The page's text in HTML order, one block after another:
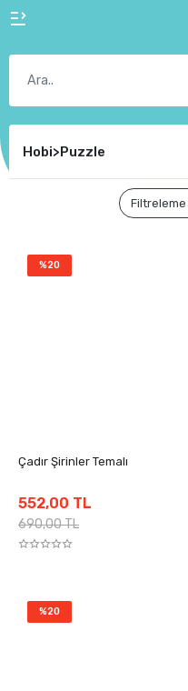
Hobi>Puzzle
Filtreleme
%20
Çadır Şirinler Temalı
552,00 TL
690,00 TL
%20